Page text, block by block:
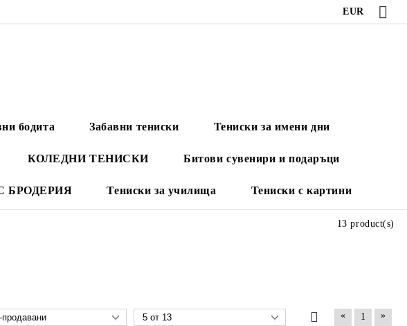
EUR
бодита Забавни тениски Тениски за имени дни
КОЛЕДНИ ТЕНИСКИ Битови сувенири и подаръци
БРОДЕРИЯ Тениски за училища Тениски с картини
13 product(s)
« 1 »